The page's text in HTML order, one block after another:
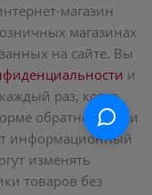
магазин
магазинах
на сайте. Вы
и
раз, когда
обратной связи
информационный
изменять
товаров без